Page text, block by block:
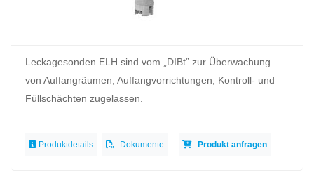
Leckagesonden ELH sind vom „DIBt” zur Überwachung
von Auffangräumen, Auffangvorrichtungen, Kontroll- und
Füllschächten zugelassen.
Produktdetails Dokumente Produkt anfragen